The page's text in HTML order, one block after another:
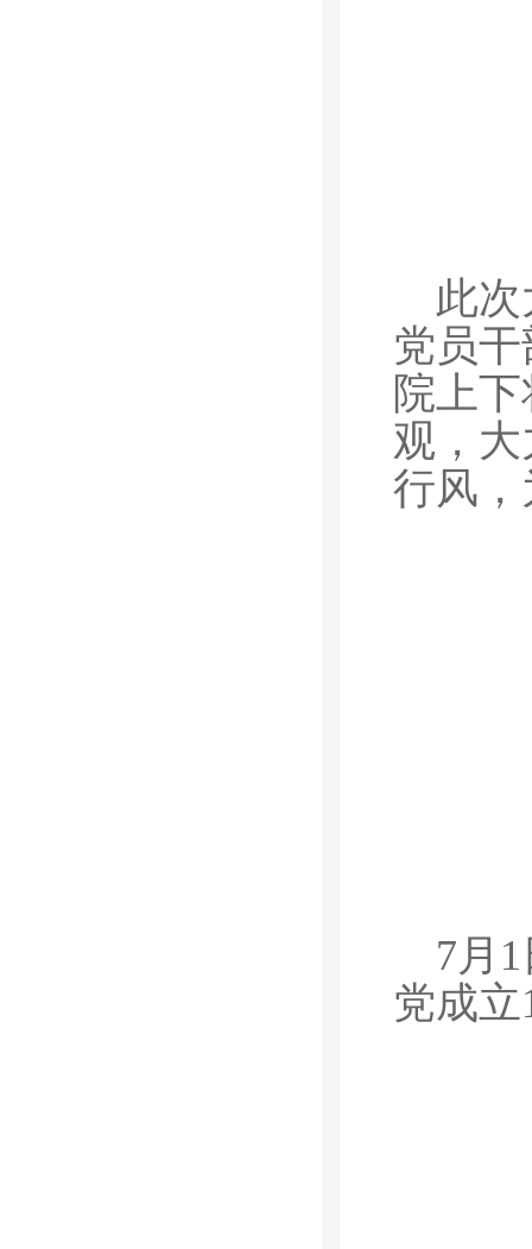
此
党员
院上
观，
行风
7月
党成